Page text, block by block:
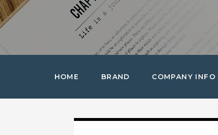
HOME BRAND COMPANY INFO